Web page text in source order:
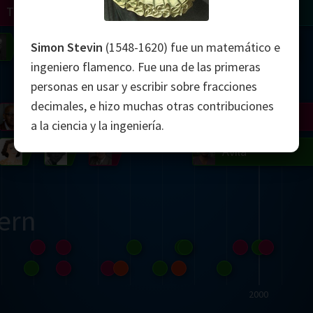
2000
Avila
Mirzakhani
Bourgain
Matiyasevich
Uhlenbeck
Easley
Penrose
Serre
Mandelbrot
Robinson
Gardner
Turing
Simon Stevin (1548-1620) fue un matemático e
ingeniero flamenco. Fue una de las primeras
personas en usar y escribir sobre fracciones
decimales, e hizo muchas otras contribuciones
a la ciencia y la ingeniería.